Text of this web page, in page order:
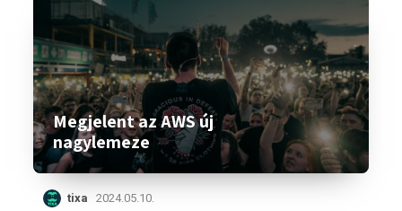
Megjelent az AWS új
nagylemeze
tixa 2024.05.10.